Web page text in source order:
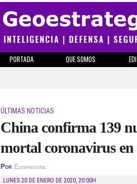
PORTADA QUE SOMOS
ÚLTIMAS NOTICIAS
China confirma 139
mortal coronavirus en
Por Elespiadigital
LUNES 20 DE ENERO DE 2020, 20:00H